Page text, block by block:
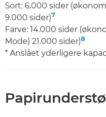
Sort: 6.000 sider
9.000 sider)7
Farve: 14.000 sider
Mode) 21.000 sider)8
* Anslået yderligere